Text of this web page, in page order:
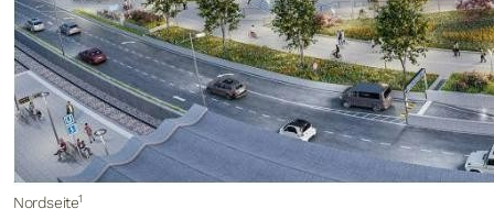
Nordseite1